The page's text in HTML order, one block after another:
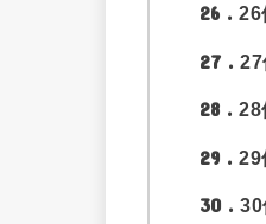
26
27
28 28
29
30